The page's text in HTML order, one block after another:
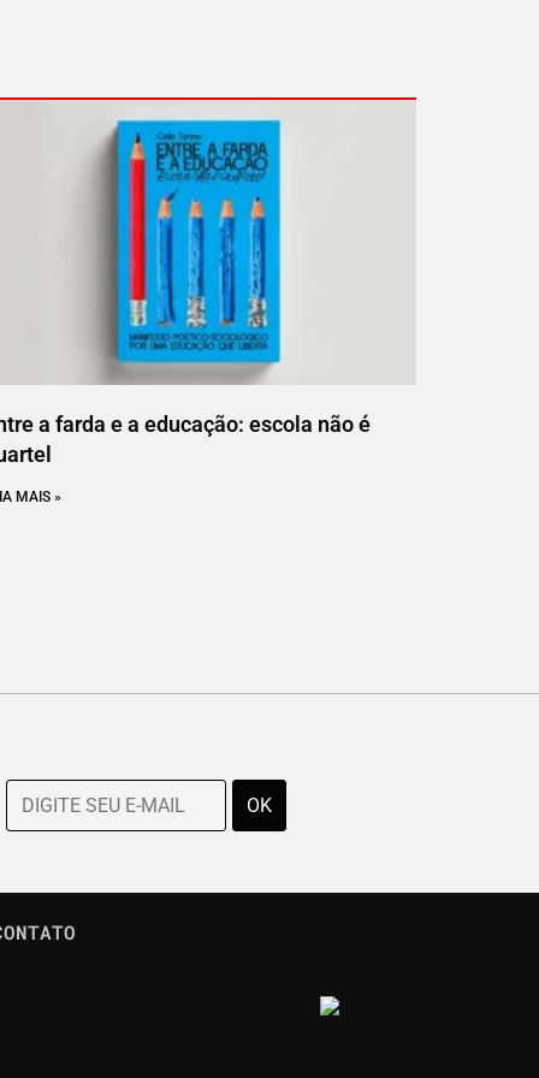
a farda e a educação: escola não é
MAIS »